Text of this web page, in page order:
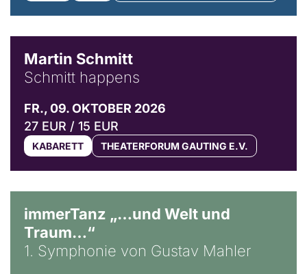
Martin Schmitt
Schmitt happens
FR., 09. OKTOBER 2026
27 EUR / 15 EUR
KABARETT THEATERFORUM GAUTING E.V.
immerTanz „…und Welt und
Traum…“
1. Symphonie von Gustav Mahler